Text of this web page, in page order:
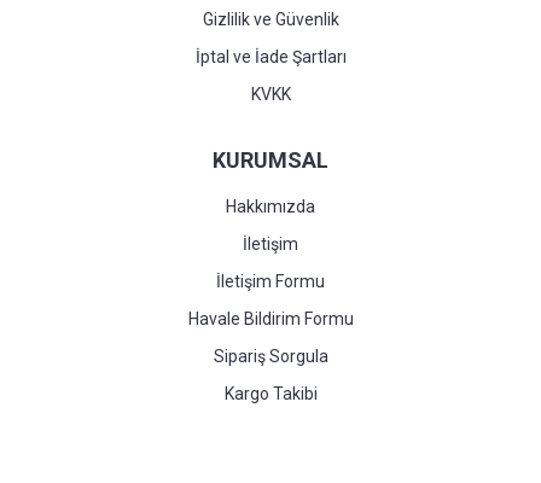
Gizlilik ve Güvenlik
İptal ve İade Şartları
KVKK
KURUMSAL
Hakkımızda
İletişim
İletişim Formu
Havale Bildirim Formu
Sipariş Sorgula
Kargo Takibi